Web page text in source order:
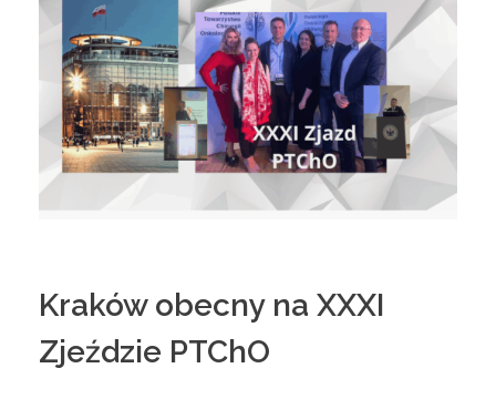
Kraków obecny na XXXI
Zjeździe PTChO